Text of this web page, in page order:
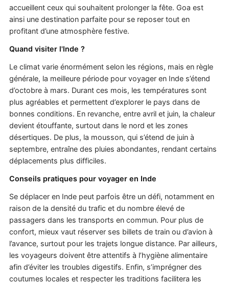
accueillent ceux qui souhaitent prolonger la fête. Goa est
ainsi une destination parfaite pour se reposer tout en
profitant d’une atmosphère festive.
Quand visiter l'Inde ?
Le climat varie énormément selon les régions, mais en règle
générale, la meilleure période pour voyager en Inde s’étend
d’octobre à mars. Durant ces mois, les températures sont
plus agréables et permettent d’explorer le pays dans de
bonnes conditions. En revanche, entre avril et juin, la chaleur
devient étouffante, surtout dans le nord et les zones
désertiques. De plus, la mousson, qui s’étend de juin à
septembre, entraîne des pluies abondantes, rendant certains
déplacements plus difficiles.
Conseils pratiques pour voyager en Inde
Se déplacer en Inde peut parfois être un défi, notamment en
raison de la densité du trafic et du nombre élevé de
passagers dans les transports en commun. Pour plus de
confort, mieux vaut réserver ses billets de train ou d’avion à
l’avance, surtout pour les trajets longue distance. Par ailleurs,
les voyageurs doivent être attentifs à l’hygiène alimentaire
afin d’éviter les troubles digestifs. Enfin, s’imprégner des
coutumes locales et respecter les traditions facilitera les